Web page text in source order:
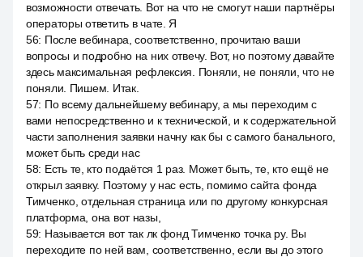
возможности отвечать. Вот на что не смогут наши партнёры
операторы ответить в чате. Я
56: После вебинара, соответственно, прочитаю ваши
вопросы и подробно на них отвечу. Вот, но поэтому давайте
здесь максимальная рефлексия. Поняли, не поняли, что не
поняли. Пишем. Итак.
57: По всему дальнейшему вебинару, а мы переходим с
вами непосредственно и к технической, и к содержательной
части заполнения заявки начну как бы с самого банального,
может быть среди нас
58: Есть те, кто подаётся 1 раз. Может быть, те, кто ещё не
открыл заявку. Поэтому у нас есть, помимо сайта фонда
Тимченко, отдельная страница или по другому конкурсная
платформа, она вот назы,
59: Называется вот так лк фонд Тимченко точка ру. Вы
переходите по ней вам, соответственно, если вы до этого